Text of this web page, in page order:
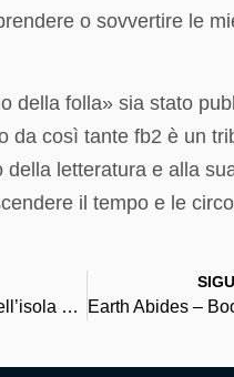
o sovvertire le
della folla» sia stato
da così tante fb2 è un
della letteratura e alla
il tempo e le
Alla ricerca dell’isola di Nim | PDF Libri